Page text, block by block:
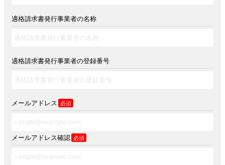
適格請求書発行事業者の名称
適格請求書発行事業者の登録番号
メールアドレス 必須
メールアドレス確認 必須